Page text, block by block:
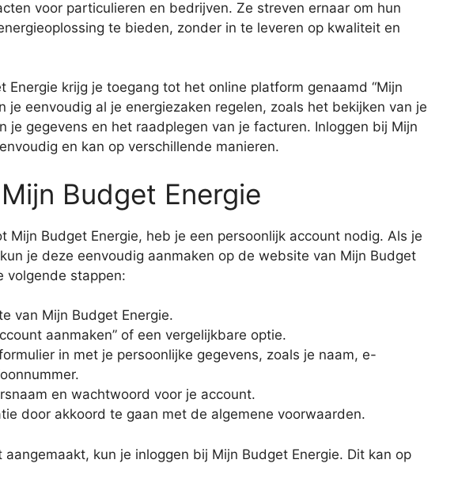
voor particulieren en bedrijven. Ze streven ernaar om hun
te bieden, zonder in te leveren op kwaliteit en
Energie krijg je toegang tot het online platform genaamd “Mijn
je eenvoudig al je energiezaken regelen, zoals het bekijken van je
je gegevens en het raadplegen van je facturen. Inloggen bij Mijn
en kan op verschillende manieren.
Budget Energie
Mijn Budget Energie, heb je een persoonlijk account nodig. Als je
je deze eenvoudig aanmaken op de website van Mijn Budget
volgende stappen:
van Mijn Budget Energie.
aanmaken” of een vergelijkbare optie.
in met je persoonlijke gegevens, zoals je naam, e-
en wachtwoord voor je account.
door akkoord te gaan met de algemene voorwaarden.
kun je inloggen bij Mijn Budget Energie. Dit kan op